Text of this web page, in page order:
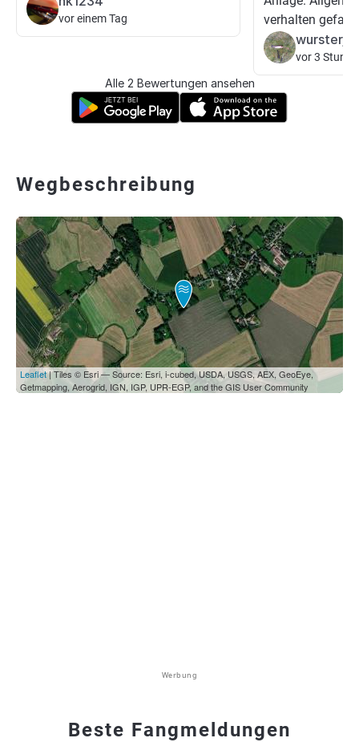
vor einem Tag
verhalten
vor 3
Alle 2 Bewertungen ansehen
Wegbeschreibung
Leaflet| Tiles © Esri — Source: Esri, i-cubed, USDA, USGS, AEX, GeoEye,
Getmapping, Aerogrid, IGN, IGP, UPR-EGP, and the GIS User Community
Werbung
Beste Fangmeldungen